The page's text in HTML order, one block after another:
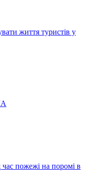
життя туристів у
час пожежі на поромі в